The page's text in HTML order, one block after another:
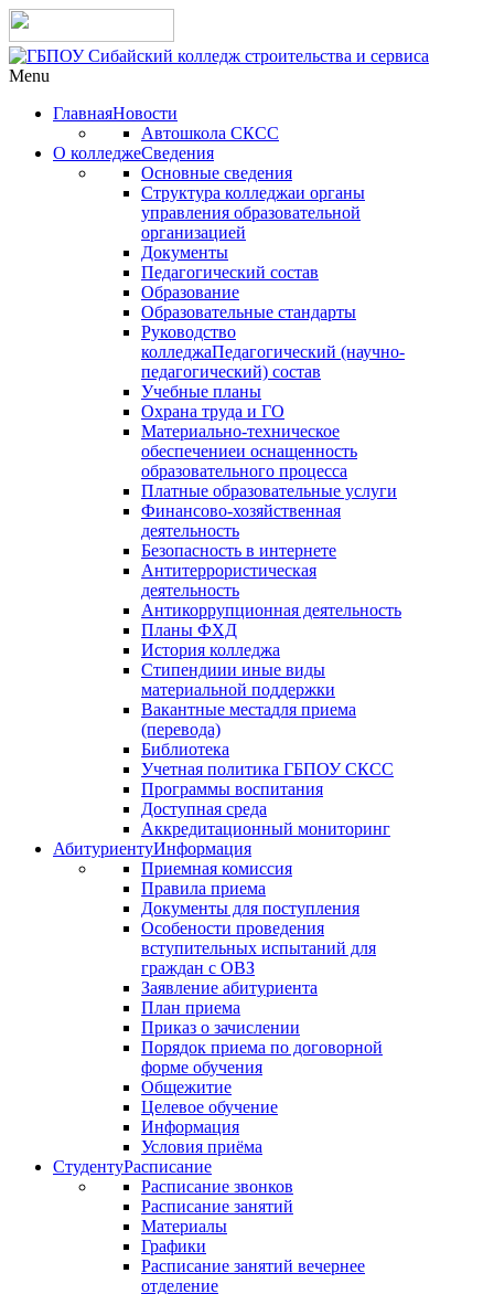
Menu
ГлавнаяНовости
Автошкола СКСС
О колледжеСведения
Основные сведения
Структура колледжаи органы
управления образовательной
организацией
Документы
Педагогический состав
Образование
Образовательные стандарты
Руководство
колледжаПедагогический (научно-
педагогический) состав
Учебные планы
Охрана труда и ГО
Материально-техническое
обеспечениеи оснащенность
образовательного процесса
Платные образовательные услуги
Финансово-хозяйственная
деятельность
Безопасность в интернете
Антитеррористическая
деятельность
Антикоррупционная деятельность
Планы ФХД
История колледжа
Стипендиии иные виды
материальной поддержки
Вакантные местадля приема
(перевода)
Библиотека
Учетная политика ГБПОУ СКСС
Программы воспитания
Доступная среда
Аккредитационный мониторинг
АбитуриентуИнформация
Приемная комиссия
Правила приема
Документы для поступления
Особености проведения
вступительных испытаний для
граждан с ОВЗ
Заявление абитуриента
План приема
Приказ о зачислении
Порядок приема по договорной
форме обучения
Общежитие
Целевое обучение
Информация
Условия приёма
СтудентуРасписание
Расписание звонков
Расписание занятий
Материалы
Графики
Расписание занятий вечернее
отделение